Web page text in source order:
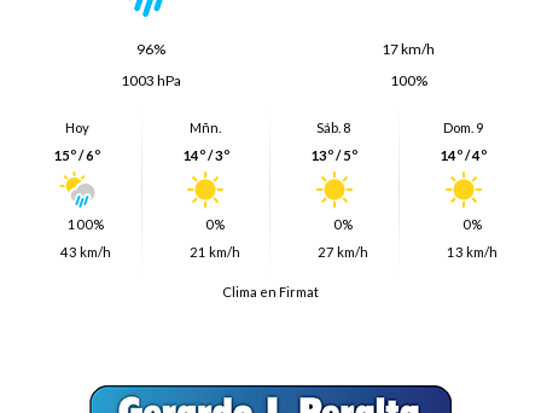
96%
17 km/h
1003 hPa
100%
Hoy
15º / 6º
100%
43 km/h
Mñn.
14º / 3º
0%
21 km/h
Sáb. 8
13º / 5º
0%
27 km/h
Dom. 9
14º / 4º
0%
13 km/h
Clima en Firmat